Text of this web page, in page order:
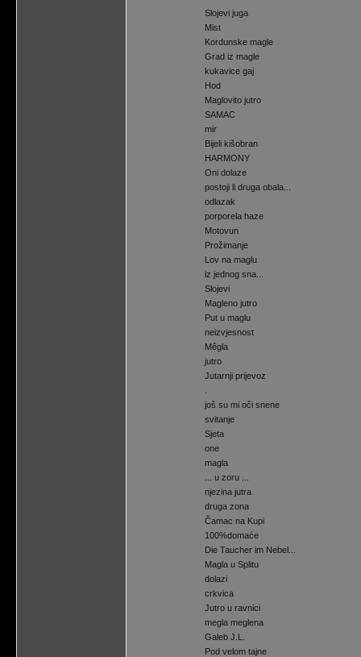
Slojevi juga
Mist
Kordunske magle
Grad iz magle
kukavice gaj
Hod
Maglovito jutro
SAMAC
mir
Bijeli kišobran
HARMONY
Oni dolaze
postoji li druga obala...
odlazak
porporela haze
Motovun
Prožimanje
Lov na maglu
iz jednog sna...
Slojevi
Magleno jutro
Put u maglu
neizvjesnost
Mêgla
jutro
Jutarnji prijevoz
još su mi oči snene
svitanje
Sjeta
one
magla
... u zoru ...
njezina jutra
druga zona
Čamac na Kupi
100%domaće
Die Taucher im Nebel...
Magla u Splitu
dolazi
crkvica
Jutro u ravnici
megla meglena
Galeb J.L.
Pod velom tajne